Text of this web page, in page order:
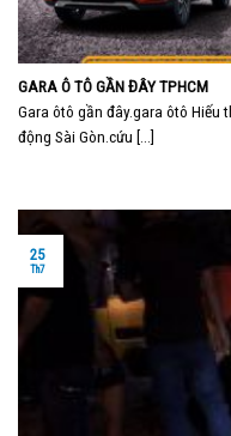
GARA Ô TÔ GẦN ĐÂY TPHCM
Gara ôtô gần đây.gara ôtô Hiếu
động Sài Gòn.cứu [...]
25
Th7